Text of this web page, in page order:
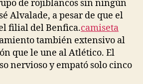
de rojiblancos sin ningún
Alvalade, a pesar de que el
filial del Benfica.camiseta
también extensivo al
que le une al Atlético. El
nervioso y empató solo cinco